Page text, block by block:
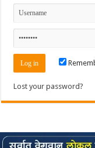
Lost your password?